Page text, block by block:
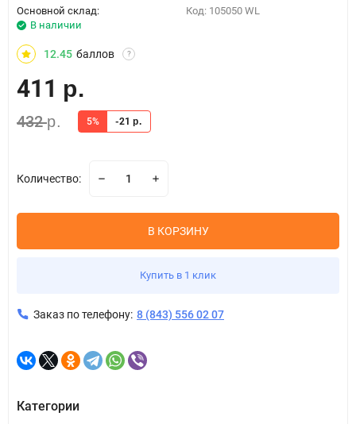
Основной склад:
В наличии
Код: 105050 WL
12.45 баллов ?
411 р.
432р. 5% -21 р.
Количество:
В КОРЗИНУ
Купить в 1 клик
Заказ по телефону: 8 (843) 556 02 07
Категории